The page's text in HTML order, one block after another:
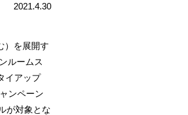
2021.4.30
）を展開す
ルームス
イアップ
ンペーン
が対象とな